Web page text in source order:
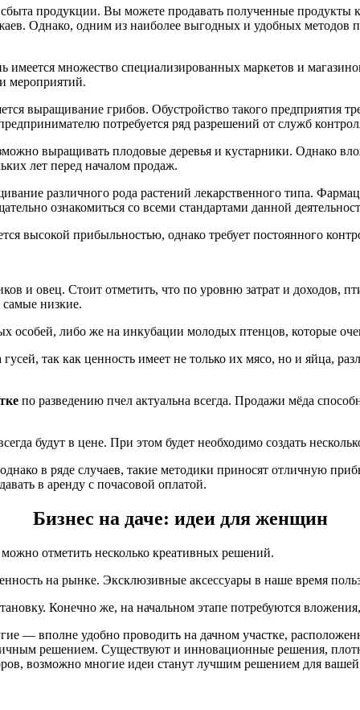
продукции. Вы можете продавать полученные
Однако, одним из наиболее выгодных и удобных методов
имеется множество специализированных маркетов и
мероприятий.
выращивание грибов. Обустройство такого предприятия
потребуется ряд разрешений от служб
выращивать плодовые деревья и кустарники. Однако
лет перед началом продаж.
различного рода растений лекарственного типа.
ознакомиться со всеми стандартами данной
высокой прибыльностью, однако требует постоянного
и овец. Стоит отметить, что по уровню затрат и доходов,
низкие.
особей, либо же на инкубации молодых птенцов, которые
так как ценность имеет не только их мясо, но и яйца,
по разведению пчел актуальна всегда. Продажи мёда
будут в цене. При этом будет необходимо создать
в ряде случаев, такие методики приносят отличную
в аренду с почасовой оплатой.
Бизнес на даче: идеи для женщин
отметить несколько креативных решений.
на рынке. Эксклюзивные аксессуары в наше время
Конечно же, на начальном этапе потребуются
— вполне удобно проводить на дачном участке,
решением. Существуют и инновационные решения,
возможно многие идеи станут лучшим решением для